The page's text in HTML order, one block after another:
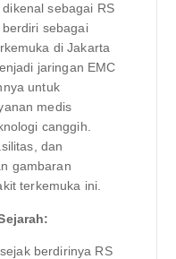
sebagai RS
sebagai
di Jakarta
jaringan EMC
untuk
medis
canggih.
dan
gambaran
terkemuka ini.
berdirinya RS